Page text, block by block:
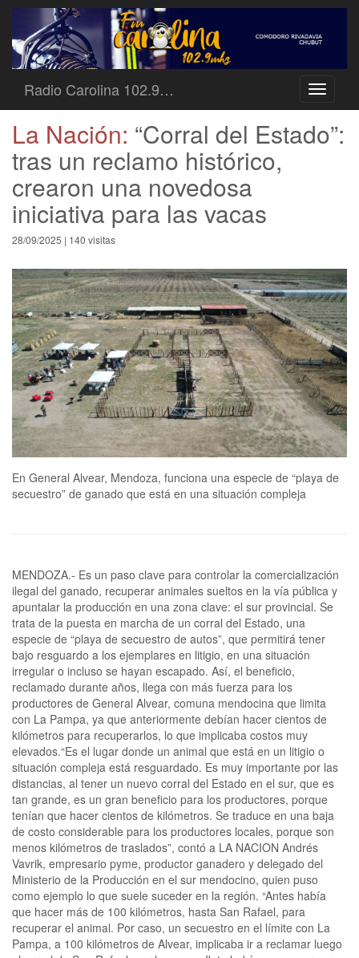
Toggle
Radio Carolina 102.9…
La Nación: “Corral del Estado”:
tras un reclamo histórico,
crearon una novedosa
iniciativa para las vacas
28/09/2025 | 140 visitas
En General Alvear, Mendoza, funciona una especie de “playa de
secuestro” de ganado que está en una situación compleja
MENDOZA.- Es un paso clave para controlar la comercialización
ilegal del ganado, recuperar animales sueltos en la vía pública y
apuntalar la producción en una zona clave: el sur provincial. Se
trata de la puesta en marcha de un corral del Estado, una
especie de “playa de secuestro de autos”, que permitirá tener
bajo resguardo a los ejemplares en litigio, en una situación
irregular o incluso se hayan escapado. Así, el beneficio,
reclamado durante años, llega con más fuerza para los
productores de General Alvear, comuna mendocina que limita
con La Pampa, ya que anteriormente debían hacer cientos de
kilómetros para recuperarlos, lo que implicaba costos muy
elevados.“Es el lugar donde un animal que está en un litigio o
situación compleja está resguardado. Es muy importante por las
distancias, al tener un nuevo corral del Estado en el sur, que es
tan grande, es un gran beneficio para los productores, porque
tenían que hacer cientos de kilómetros. Se traduce en una baja
de costo considerable para los productores locales, porque son
menos kilómetros de traslados”, contó a LA NACION Andrés
Vavrik, empresario pyme, productor ganadero y delegado del
Ministerio de la Producción en el sur mendocino, quien puso
como ejemplo lo que suele suceder en la región. “Antes había
que hacer más de 100 kilómetros, hasta San Rafael, para
recuperar el animal. Por caso, un secuestro en el límite con La
Pampa, a 100 kilómetros de Alvear, implicaba ir a reclamar luego